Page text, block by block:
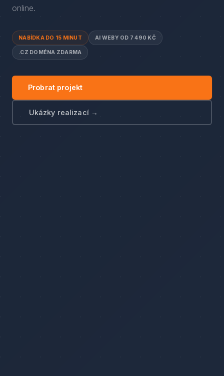
online.
NABÍDKA DO 15 MINUT AI WEBY OD 7 490 KČ
.CZ DOMÉNA ZDARMA
Probrat projekt
Ukázky realizací →